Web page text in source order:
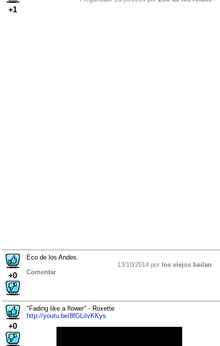
+1
+0
Eco de los Andes.
13/10/2014 por los viejos bailan
Comentar
+0
"Fading like a flower" - Roxette
http://youtu.be/8fGLiIvKKys